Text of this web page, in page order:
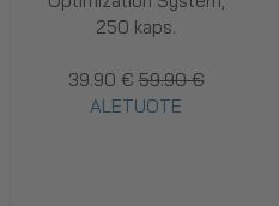
250 kaps.
39.90 € 59.90 €
ALETUOTE